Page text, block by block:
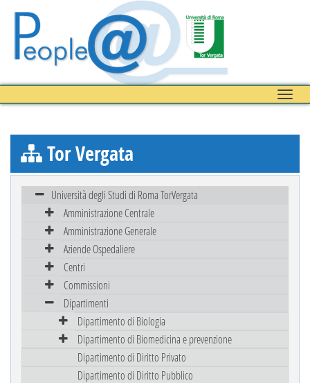
Toggle
Tor Vergata
Università degli Studi di Roma TorVergata
Amministrazione Centrale
Amministrazione Generale
Aziende Ospedaliere
Centri
Commissioni
Dipartimenti
Dipartimento di Biologia
Dipartimento di Biomedicina e prevenzione
Dipartimento di Diritto Privato
Dipartimento di Diritto Pubblico